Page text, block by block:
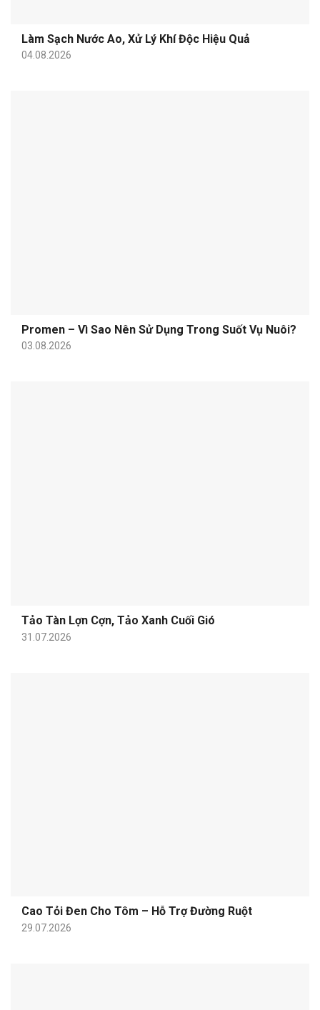
Làm Sạch Nước Ao, Xử Lý Khí Độc Hiệu Quả
04.08.2026
Promen – Vì Sao Nên Sử Dụng Trong Suốt Vụ Nuôi?
03.08.2026
Tảo Tàn Lợn Cợn, Tảo Xanh Cuối Gió
31.07.2026
Cao Tỏi Đen Cho Tôm – Hỗ Trợ Đường Ruột
29.07.2026